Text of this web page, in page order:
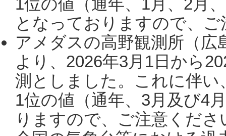
となっておりますので、
アメダスの高野観測所（
より、2026年3月1日から
測としました。これに伴い
1位の値（通年、3月及び4
りますので、ご注意くだ